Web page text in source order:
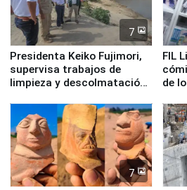
7
Presidenta Keiko Fujimori,
supervisa trabajos de
limpieza y descolmatación
FIL
de
7